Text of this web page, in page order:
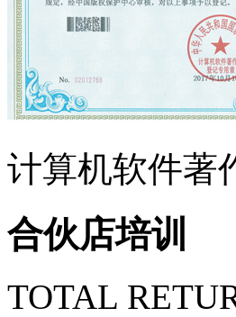
计算机软件著
合伙店培训
TOTAL